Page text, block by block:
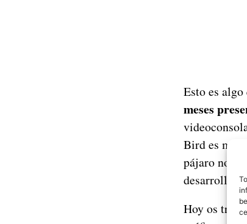
Esto es
meses
Bird es muy
pájaro no
Hoy os